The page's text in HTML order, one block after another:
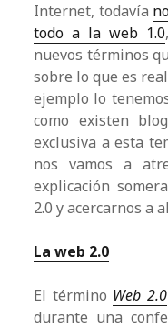
Internet, todavía
todo a la web 1.0
nuevos términos
sobre lo que es
ejemplo lo
como existen
exclusiva a esta
nos vamos a
explicación
2.0 y acercarnos a
La web 2.0
El término Web 2.0
durante una